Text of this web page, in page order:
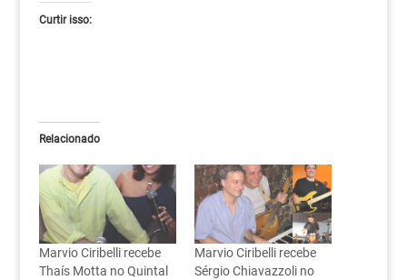
Curtir isso:
Relacionado
Marvio Ciribelli recebe
Thaís Motta no Quintal
Marvio Ciribelli recebe
Sérgio Chiavazzoli no